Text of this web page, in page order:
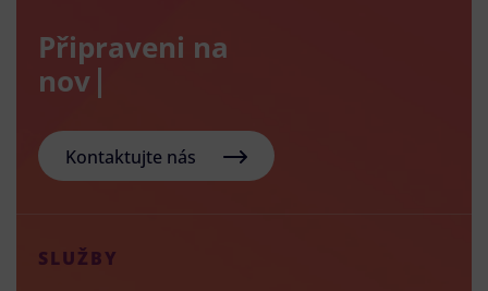
Připraveni na
nový e-sh
Kontaktujte nás
SLUŽBY